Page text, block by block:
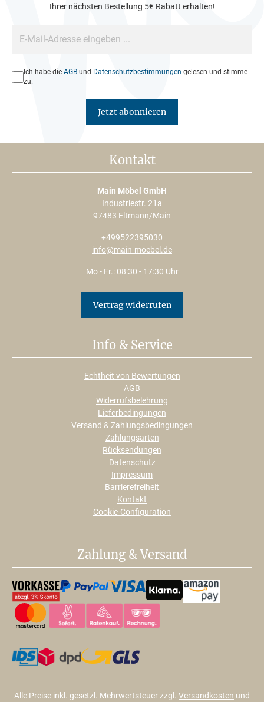
Ihrer nächsten Bestellung 5€ Rabatt erhalten!
Datenschutz*
Ich habe die AGB und Datenschutzbestimmungen gelesen und stimme
zu.
Jetzt abonnieren
Kontakt
Main Möbel GmbH
Industriestr. 21a
97483 Eltmann/Main
+499522395030
info@main-moebel.de
Mo - Fr.: 08:30 - 17:30 Uhr
Vertrag widerrufen
Info & Service
Echtheit von Bewertungen
AGB
Widerrufsbelehrung
Lieferbedingungen
Versand & Zahlungsbedingungen
Zahlungsarten
Rücksendungen
Datenschutz
Impressum
Barrierefreiheit
Kontakt
Cookie-Configuration
Zahlung & Versand
Alle Preise inkl. gesetzl. Mehrwertsteuer zzgl. Versandkosten und